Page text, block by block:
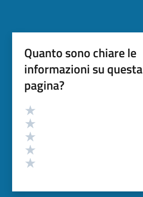
Quanto sono chiare le
informazioni su questa
pagina?
Valutazione